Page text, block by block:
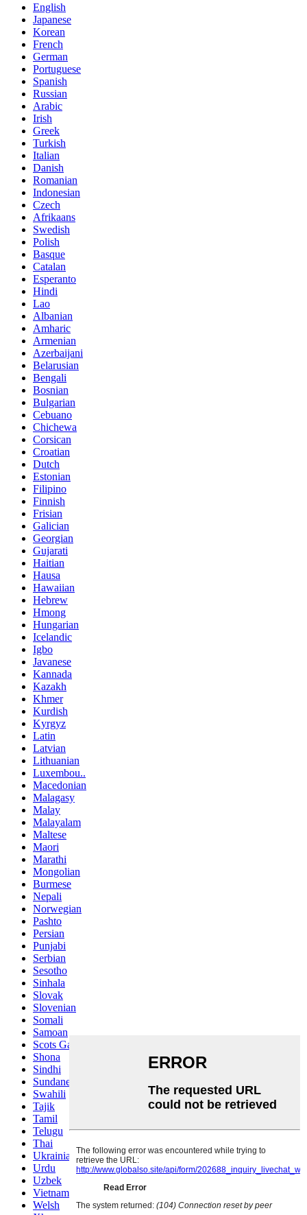
English
Japanese
Korean
French
German
Portuguese
Spanish
Russian
Arabic
Irish
Greek
Turkish
Italian
Danish
Romanian
Indonesian
Czech
Afrikaans
Swedish
Polish
Basque
Catalan
Esperanto
Hindi
Lao
Albanian
Amharic
Armenian
Azerbaijani
Belarusian
Bengali
Bosnian
Bulgarian
Cebuano
Chichewa
Corsican
Croatian
Dutch
Estonian
Filipino
Finnish
Frisian
Galician
Georgian
Gujarati
Haitian
Hausa
Hawaiian
Hebrew
Hmong
Hungarian
Icelandic
Igbo
Javanese
Kannada
Kazakh
Khmer
Kurdish
Kyrgyz
Latin
Latvian
Lithuanian
Luxembou..
Macedonian
Malagasy
Malay
Malayalam
Maltese
Maori
Marathi
Mongolian
Burmese
Nepali
Norwegian
Pashto
Persian
Punjabi
Serbian
Sesotho
Sinhala
Slovak
Slovenian
Somali
Samoan
Scots Gaelic
Shona
Sindhi
Sundanese
Swahili
Tajik
Tamil
Telugu
Thai
Ukrainian
Urdu
Uzbek
Vietnamese
Welsh